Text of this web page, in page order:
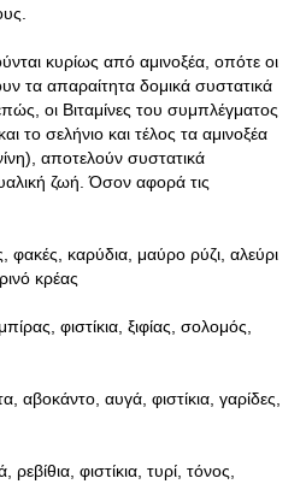
κυρίως από αμινοξέα, οπότε οι
τα απαραίτητα δομικά συστατικά
οι Βιταμίνες του συμπλέγματος
το σελήνιο και τέλος τα αμινοξέα
αποτελούν συστατικά
ζωή. Όσον αφορά τις
φακές, καρύδια, μαύρο ρύζι, αλεύρι
κρέας
φιστίκια, ξιφίας, σολομός,
αβοκάντο, αυγά, φιστίκια, γαρίδες,
φιστίκια, τυρί, τόνος,